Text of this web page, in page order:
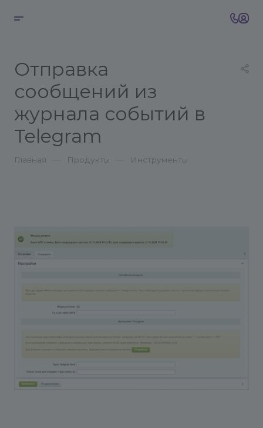
Отправка
сообщений из
журнала событий в
Telegram
Главная Продукты Инструменты